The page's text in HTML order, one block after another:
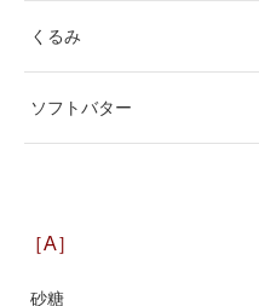
くるみ
ソフトバター
［A］
砂糖